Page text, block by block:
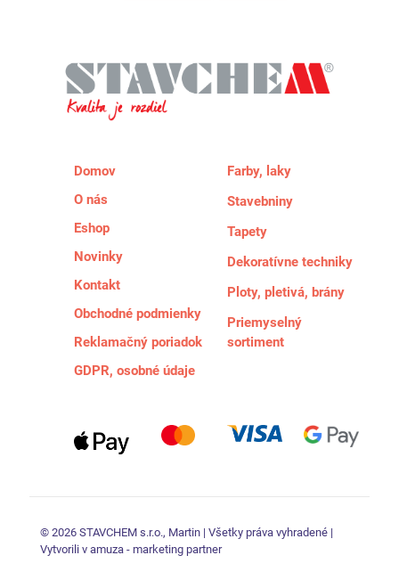
Domov
O nás
Eshop
Novinky
Kontakt
Obchodné podmienky
Reklamačný poriadok
GDPR, osobné údaje
Farby, laky
Stavebniny
Tapety
Dekoratívne techniky
Ploty, pletivá, brány
Priemyselný
sortiment
© 2026 STAVCHEM s.r.o., Martin | Všetky práva vyhradené |
Vytvorili v amuza - marketing partner